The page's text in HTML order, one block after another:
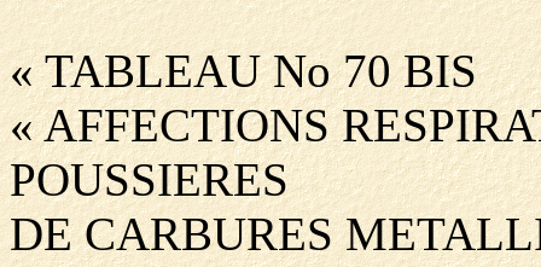
« TABLEAU No 70 BIS
« AFFECTIONS
POUSSIERES
DE CARBURES